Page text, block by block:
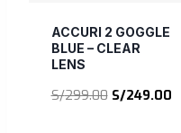
ACCURI 2 GOGGLE
BLUE – CLEAR
LENS
S/299.00 El
S/249.00El